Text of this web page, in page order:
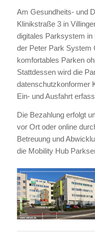
Am Gesundheits- und
Klinikstraße 3 in
digitales Parksystem in
der Peter Park System
komfortables Parken
Stattdessen wird die
datenschutzkonformer
Ein- und Ausfahrt
Die Bezahlung erfolgt
vor Ort oder online
Betreuung und
die Mobility Hub